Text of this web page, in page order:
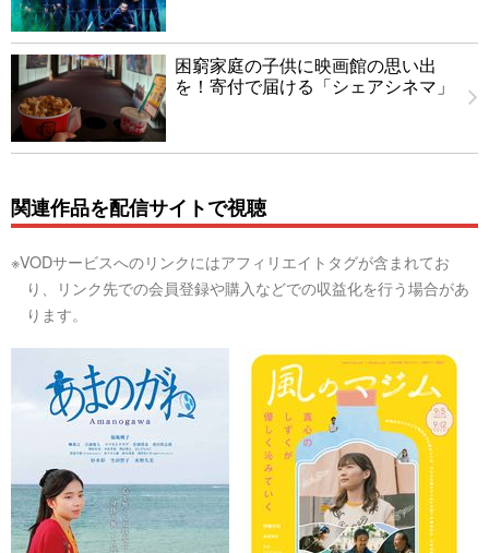
困窮家庭の子供に映画館の思い出
を！寄付で届ける「シェアシネマ」
関連作品を配信サイトで視聴
※VODサービスへのリンクにはアフィリエイトタグが含まれてお
り、リンク先での会員登録や購入などでの収益化を行う場合があ
ります。